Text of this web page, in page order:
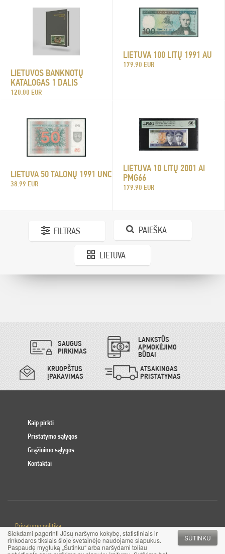
Siekdami pagerinti Jūsų naršymo kokybę, statistiniais ir
rinkodaros tikslais šioje svetainėje naudojame slapukus.
Paspaudę mygtuką „Sutinku“ arba naršydami toliau
SUTINKU
LIETUVOS BANKNOTŲ
KATALOGAS 1 DALIS
120.00 EUR
LIETUVA 100 LITŲ 1991 AU
179.90 EUR
LIETUVA 50 TALONŲ 1991 UNC
38.99 EUR
LIETUVA 10 LITŲ 2001 AI
PMG66
179.90 EUR
FILTRAS PAIEŠKA
LIETUVA
SAUGUS
PIRKIMAS
LANKSTŪS
APMOKĖJIMO
BŪDAI
KRUOPŠTUS
ĮPAKAVIMAS
ATSAKINGAS
PRISTATYMAS
Kaip pirkti
Pristatymo sąlygos
Grąžinimo sąlygos
Kontaktai
Privatumo politika
Slapuku politika